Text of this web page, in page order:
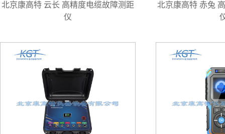
北京康高特 云长 高精度电缆故障测距
仪
北京康高特 赤兔